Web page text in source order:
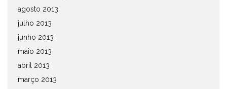
agosto 2013
julho 2013
junho 2013
maio 2013
abril 2013
março 2013